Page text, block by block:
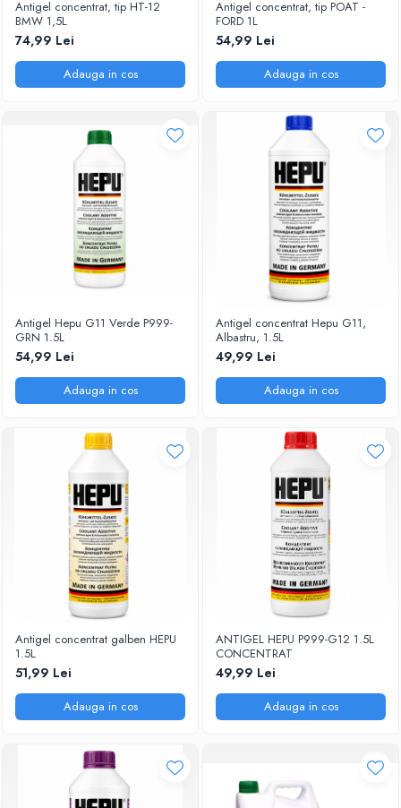
Antigel concentrat, tip HT-12
BMW 1,5L
74,99 Lei
Adauga in cos
Antigel concentrat, tip POAT -
FORD 1L
54,99 Lei
Adauga in cos
Antigel Hepu G11 Verde P999-
GRN 1.5L
54,99 Lei
Adauga in cos
Antigel concentrat Hepu G11,
Albastru, 1.5L
49,99 Lei
Adauga in cos
Antigel concentrat galben HEPU
1.5L
51,99 Lei
Adauga in cos
ANTIGEL HEPU P999-G12 1.5L
CONCENTRAT
49,99 Lei
Adauga in cos